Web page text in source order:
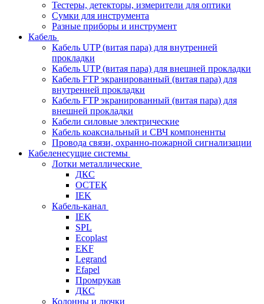
Тестеры, детекторы, измерители для оптики
Сумки для инструмента
Разные приборы и инструмент
Кабель
Кабель UTP (витая пара) для внутренней
прокладки
Кабель UTP (витая пара) для внешней прокладки
Кабель FTP экранированный (витая пара) для
внутренней прокладки
Кабель FTP экранированный (витая пара) для
внешней прокладки
Кабели силовые электрические
Кабель коаксиальный и СВЧ компоненнты
Провода связи, охранно-пожарной сигнализации
Кабеленесущие системы
Лотки металлические
ДКС
ОСТЕК
IEK
Кабель-канал
IEK
SPL
Ecoplast
EKF
Legrand
Efapel
Промрукав
ДКС
Колонны и лючки